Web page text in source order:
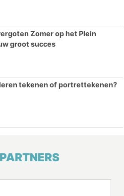
Zomer op het Plein
groot succes
tekenen of portrettekenen?
PARTNERS